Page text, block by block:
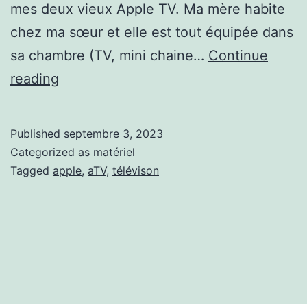
mes deux vieux Apple TV. Ma mère habite
chez ma sœur et elle est tout équipée dans
sa chambre (TV, mini chaine… Continue
reading
Published septembre 3, 2023
Categorized as matériel
Tagged apple, aTV, télévison